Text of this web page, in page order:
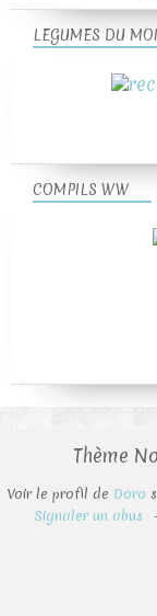
LEGUMES DU
COMPILS WW
Thème
Voir le profil de Doro
Signaler un abus